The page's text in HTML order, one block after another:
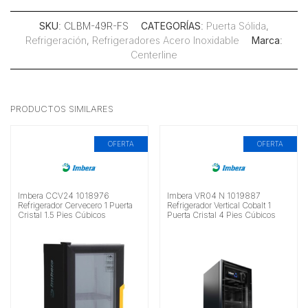
SKU: CLBM-49R-FS CATEGORÍAS: Puerta Sólida,
Refrigeración, Refrigeradores Acero Inoxidable Marca:
Centerline
PRODUCTOS SIMILARES
OFERTA
Imbera CCV24 1018976
Refrigerador Cervecero 1 Puerta
Cristal 1.5 Pies Cúbicos
OFERTA
Imbera VR04 N 1019887
Refrigerador Vertical Cobalt 1
Puerta Cristal 4 Pies Cúbicos